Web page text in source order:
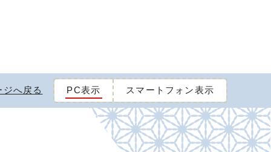
ジへ戻る PC表示 スマートフォン表示